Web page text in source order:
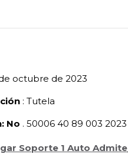
octubre de 2023
: Tutela
No . 50006 40 89 003
Soporte 1 Auto Admite